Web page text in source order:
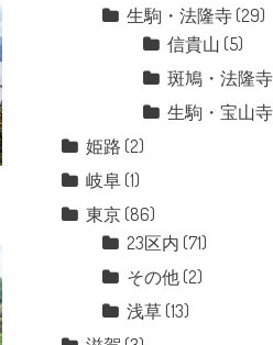
生駒・法隆寺 (29)
信貴山 (5)
斑鳩・法隆
生駒・宝山寺
姫路 (2)
岐阜 (1)
東京 (86)
23区内 (71)
その他 (2)
浅草 (13)